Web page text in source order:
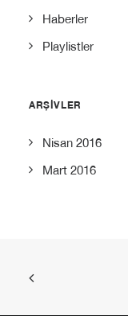
Haberler
Playlistler
ARŞIVLER
Nisan 2016
Mart 2016